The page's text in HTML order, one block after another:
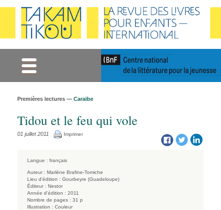
Premières lectures — Caraïbe
Tidou et le feu qui vole
01 juillet 2011 Imprimer
Langue : français
Auteur : Marlène Brafine-Tomiche
Lieu d'édition : Gourbeyre (Guadeloupe)
Éditeur : Nestor
Année d'édition : 2011
Nombre de pages : 31 p
Illustration : Couleur